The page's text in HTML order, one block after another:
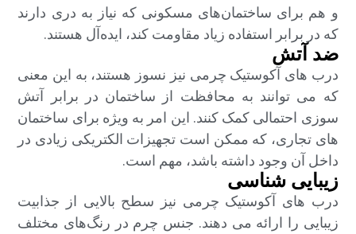
و هم برای ساختمان‌های مسکونی که نیاز به دری دارند
که در برابر استفاده زیاد مقاومت کند، ایده‌آل هستند.
ضد آتش
درب های آکوستیک چرمی نیز نسوز هستند، به این معنی
که می توانند به محافظت از ساختمان در برابر آتش
سوزی احتمالی کمک کنند. این امر به ویژه برای ساختمان
های تجاری، که ممکن است تجهیزات الکتریکی زیادی در
داخل آن وجود داشته باشد، مهم است.
زیبایی شناسی
درب های آکوستیک چرمی نیز سطح بالایی از جذابیت
زیبایی را ارائه می دهند. جنس چرم در رنگ‌های مختلف